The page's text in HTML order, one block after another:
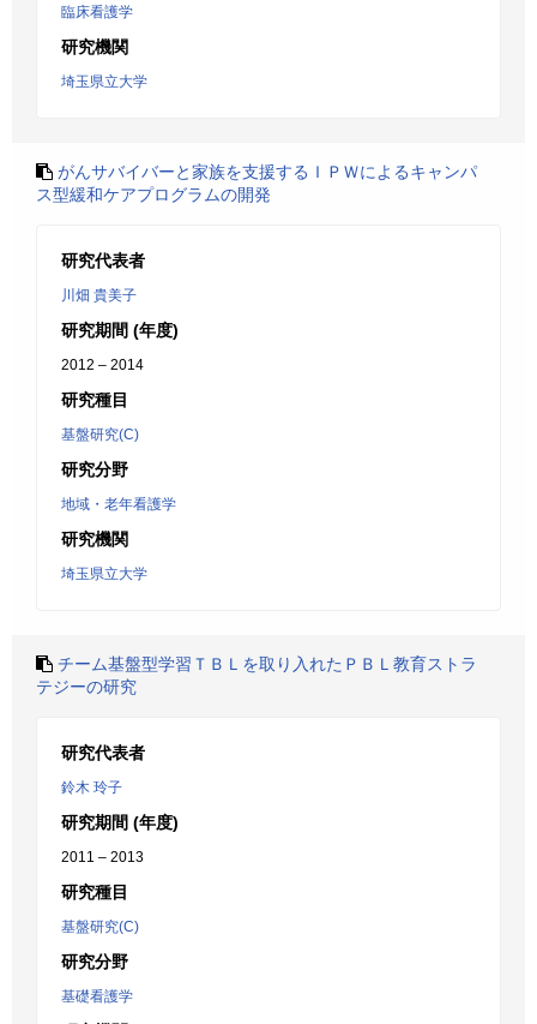
臨床看護学
研究機関
埼玉県立大学
がんサバイバーと家族を支援するＩＰＷによるキャンパ
ス型緩和ケアプログラムの開発
研究代表者
川畑 貴美子
研究期間 (年度)
2012 – 2014
研究種目
基盤研究(C)
研究分野
地域・老年看護学
研究機関
埼玉県立大学
チーム基盤型学習ＴＢＬを取り入れたＰＢＬ教育ストラ
テジーの研究
研究代表者
鈴木 玲子
研究期間 (年度)
2011 – 2013
研究種目
基盤研究(C)
研究分野
基礎看護学